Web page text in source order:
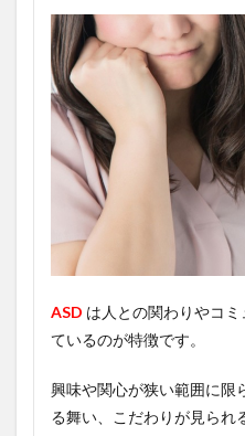
ASD は人との関わりやコ
ているのが特徴です。
興味や関心が狭い範囲に限
る舞い、こだわりが見られ